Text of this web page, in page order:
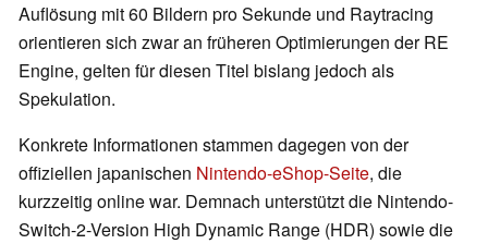
Auflösung mit 60 Bildern pro Sekunde und Raytracing
orientieren sich zwar an früheren Optimierungen der RE
Engine, gelten für diesen Titel bislang jedoch als
Spekulation.
Konkrete Informationen stammen dagegen von der
offiziellen japanischen Nintendo-eShop-Seite, die
kurzzeitig online war. Demnach unterstützt die Nintendo-
Switch-2-Version High Dynamic Range (HDR) sowie die